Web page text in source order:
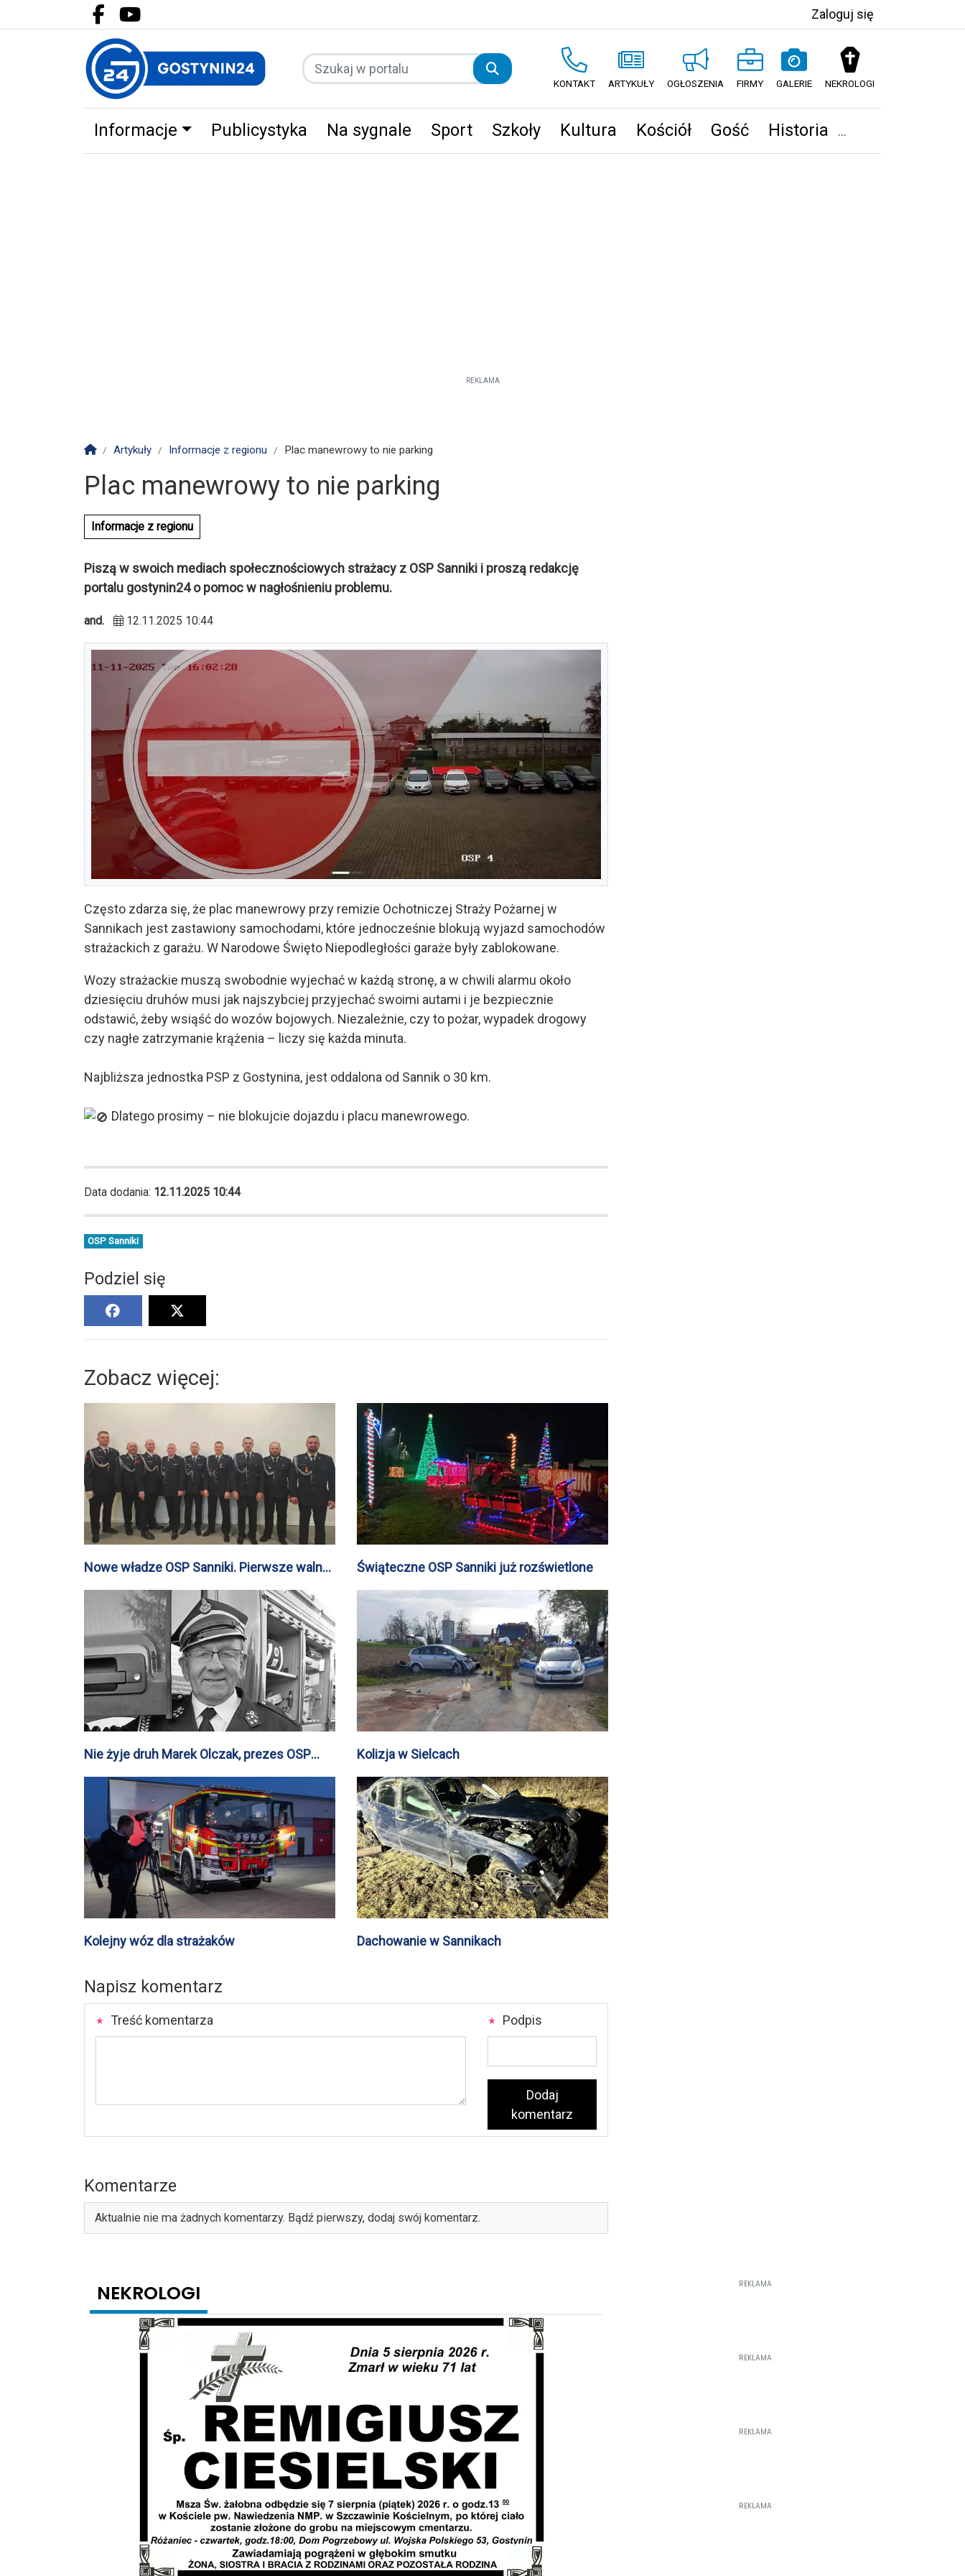
Facebook.com
Youtube.com Zaloguj się
KONTAKT ARTYKUŁY OGŁOSZENIA FIRMY GALERIE NEKROLOGI
Informacje Publicystyka Na sygnale Sport Szkoły Kultura Kościół Gość Historia
REKLAMA
Strona główna
Artykuły Informacje z regionu Plac manewrowy to nie parking
Plac manewrowy to nie parking
Informacje z regionu
Piszą w swoich mediach społecznościowych strażacy z OSP Sanniki i proszą redakcję
portalu gostynin24 o pomoc w nagłośnieniu problemu.
and. 12.11.2025 10:44
Często zdarza się, że plac manewrowy przy remizie Ochotniczej Straży Pożarnej w
Sannikach jest zastawiony samochodami, które jednocześnie blokują wyjazd samochodów
strażackich z garażu. W Narodowe Święto Niepodległości garaże były zablokowane.
Wozy strażackie muszą swobodnie wyjechać w każdą stronę, a w chwili alarmu około
dziesięciu druhów musi jak najszybciej przyjechać swoimi autami i je bezpiecznie
odstawić, żeby wsiąść do wozów bojowych. Niezależnie, czy to pożar, wypadek drogowy
czy nagłe zatrzymanie krążenia – liczy się każda minuta.
Najbliższa jednostka PSP z Gostynina, jest oddalona od Sannik o 30 km.
Dlatego prosimy – nie blokujcie dojazdu i placu manewrowego.
Data dodania: 12.11.2025 10:44
OSP Sanniki
Podziel się
Zobacz więcej:
Nowe władze OSP Sanniki. Pierwsze walne
zebranie w powiecie za nami
Świąteczne OSP Sanniki już rozświetlone
Nie żyje druh Marek Olczak, prezes OSP
Sanniki
Kolizja w Sielcach
Kolejny wóz dla strażaków Dachowanie w Sannikach
Napisz komentarz
Treść komentarza Podpis
Dodaj
komentarz
Komentarze
Aktualnie nie ma żadnych komentarzy. Bądź pierwszy, dodaj swój komentarz.
NEKROLOGI REKLAMA
REKLAMA
REKLAMA
REKLAMA